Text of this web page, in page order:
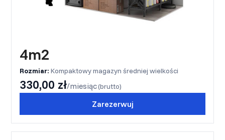
4m2
Rozmiar: Kompaktowy magazyn średniej wielkości
330,00 zł/miesiąc(brutto)
Zarezerwuj